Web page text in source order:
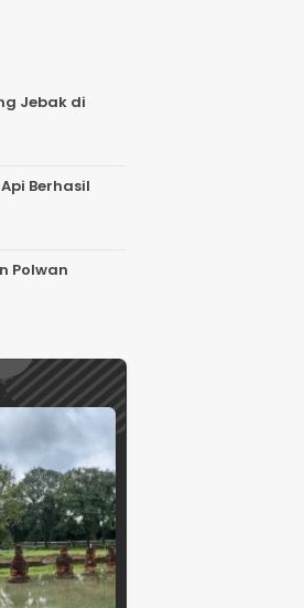
Jebak di
Berhasil
Polwan